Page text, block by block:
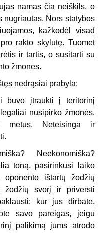
namas čia neiškils, o
nugriautas. Nors statybos
kažkodėl visad
rakto skylutę. Tuomet
ir tartis, o susitarti su
žmonės.
nedrąsiai prabyla:
buvo įtraukti į teritorinį
nusipirko žmonės.
Neteisinga ir
Neekonomiška?
toną, pasirinkusi laiko
ištartų žodžių
žodžių svorį ir priversti
kur jūs dirbate,
savo pareigas, jeigu
palikimą jums atrodo